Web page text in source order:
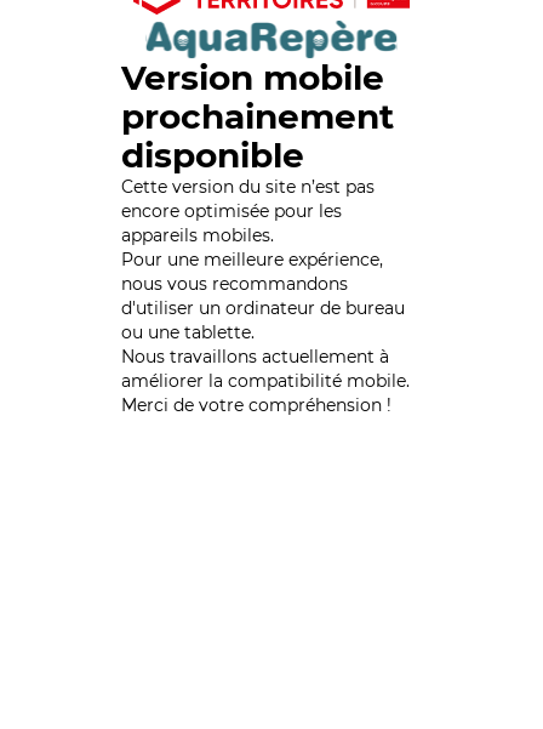
Version mobile
prochainement
disponible
Cette version du site n’est pas
encore optimisée pour les
appareils mobiles.
Pour une meilleure expérience,
nous vous recommandons
d'utiliser un ordinateur de bureau
ou une tablette.
Nous travaillons actuellement à
améliorer la compatibilité mobile.
Merci de votre compréhension !